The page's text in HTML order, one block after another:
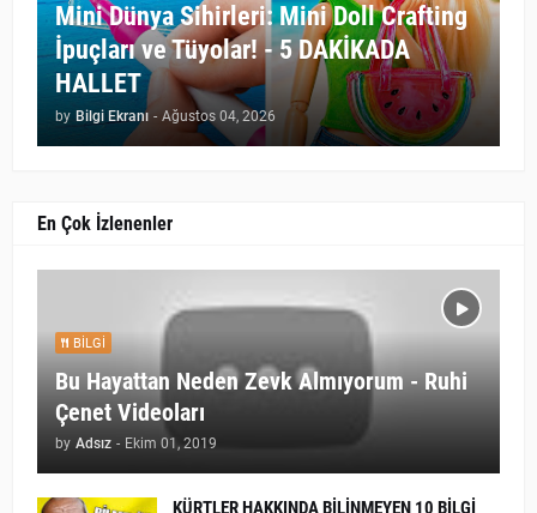
Mini Dünya Sihirleri: Mini Doll Crafting
İpuçları ve Tüyolar! - 5 DAKİKADA
HALLET
by Bilgi Ekranı - Ağustos 04, 2026
En Çok İzlenenler
BILGI
Bu Hayattan Neden Zevk Almıyorum - Ruhi
Çenet Videoları
by Adsız - Ekim 01, 2019
KÜRTLER HAKKINDA BİLİNMEYEN 10 BİLGİ